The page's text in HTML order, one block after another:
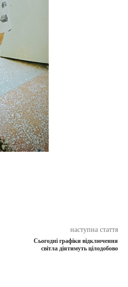
наступна стаття
Сьогодні графіки відключення
світла діятимуть цілодобово